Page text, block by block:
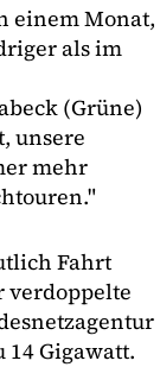
einem Monat,
als im
(Grüne)
unsere
mehr
Fahrt
verdoppelte
Gigawatt.